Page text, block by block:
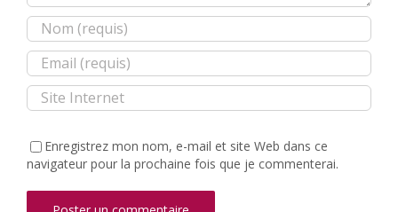
Enregistrez mon nom, e-mail et site Web dans ce
navigateur pour la prochaine fois que je commenterai.